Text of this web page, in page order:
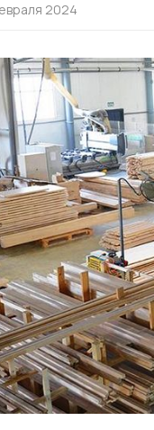
2024